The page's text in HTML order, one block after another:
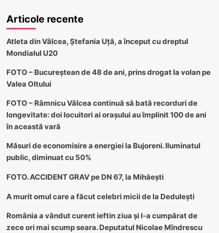
Articole recente
Atleta din Vâlcea, Ștefania Uță, a început cu dreptul
Mondialul U20
FOTO – Bucureștean de 48 de ani, prins drogat la volan pe
Valea Oltului
FOTO – Râmnicu Vâlcea continuă să bată recorduri de
longevitate: doi locuitori ai orașului au împlinit 100 de ani
în această vară
Măsuri de economisire a energiei la Bujoreni. Iluminatul
public, diminuat cu 50%
FOTO. ACCIDENT GRAV pe DN 67, la Mihăești
A murit omul care a făcut celebri micii de la Dedulești
România a vândut curent ieftin ziua și l-a cumpărat de
zece ori mai scump seara. Deputatul Nicolae Mîndrescu